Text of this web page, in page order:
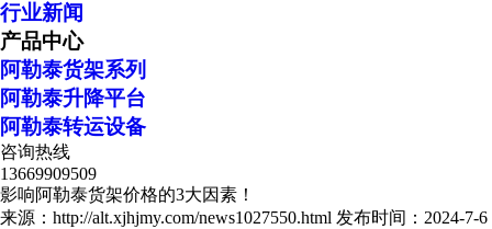
行业新闻
产品中心
阿勒泰货架系列
阿勒泰升降平台
阿勒泰转运设备
咨询热线
13669909509
影响阿勒泰货架价格的3大因素！
来源：http://alt.xjhjmy.com/news1027550.html 发布时间：2024-7-6